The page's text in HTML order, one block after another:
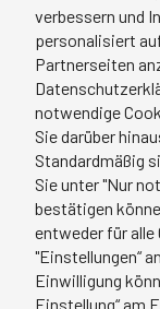
Vielen Dank!
Hiermit
Newsletter.
verbessern und
personalisiert
Partnerseiten
notwendige
Sie darüber
Standardmäßig
Sie unter "Nur
bestätigen
entweder für alle
"Einstellungen“
Einwilligung
Einstellung“ am